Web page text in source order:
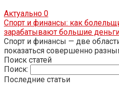
Актуально 0
Спорт и финансы: как
зарабатывают большие
Спорт и финансы — две
показаться совершенно
Поиск статей
Поиск:
Последние статьи